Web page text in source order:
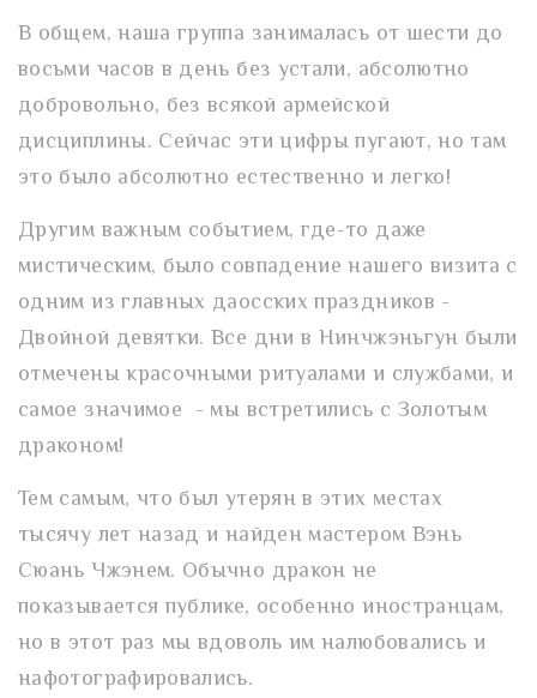
В общем, наша группа занималась от шести до
восьми часов в день без устали, абсолютно
добровольно, без всякой армейской
дисциплины. Сейчас эти цифры пугают, но там
это было абсолютно естественно и легко!
Другим важным событием, где-то даже
мистическим, было совпадение нашего визита с
одним из главных даосских праздников -
Двойной девятки. Все дни в Нинчжэньгун были
отмечены красочными ритуалами и службами, и
самое значимое - мы встретились с Золотым
драконом!
Тем самым, что был утерян в этих местах
тысячу лет назад и найден мастером Вэнь
Сюань Чжэнем. Обычно дракон не
показывается публике, особенно иностранцам,
но в этот раз мы вдоволь им налюбовались и
нафотографировались.